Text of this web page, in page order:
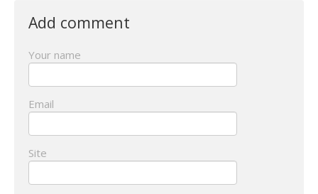
Add comment
Your name
Email
Site